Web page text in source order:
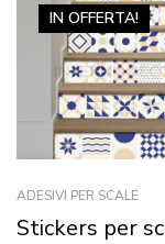
IN OFFERTA!
ADESIVI PER SCALE
Stickers per